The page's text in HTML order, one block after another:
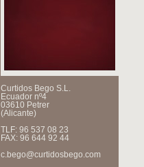
Curtidos Bego S.L.
Ecuador nº4
03610 Petrer
(Alicante)
TLF: 96 537 08 23
FAX: 96 644 92 44
c.bego@curtidosbego.com